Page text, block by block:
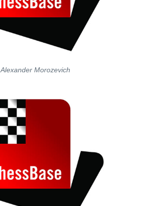
Alexander Morozevich